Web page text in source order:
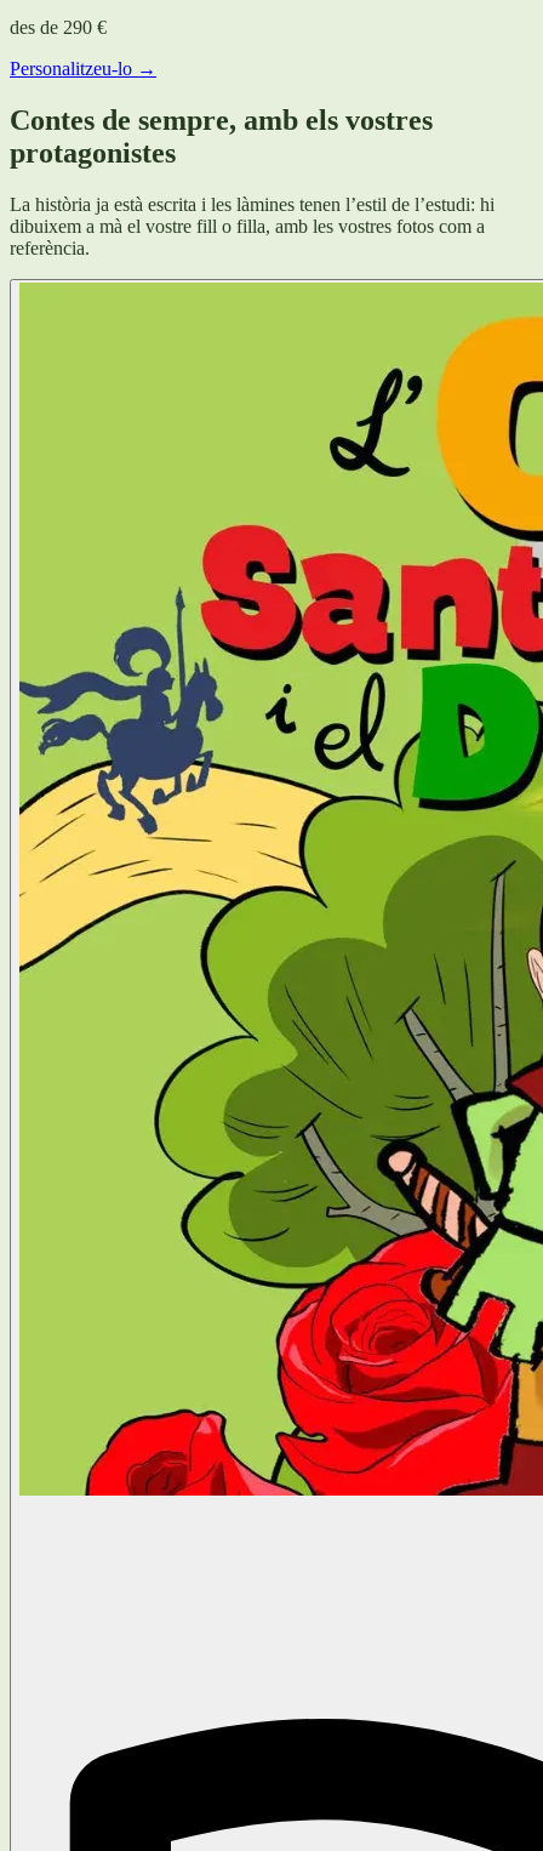
des de 290 €
Personalitzeu-lo →
Contes de sempre, amb els vostres
protagonistes
La història ja està escrita i les làmines tenen l’estil de l’estudi: hi
dibuixem a mà el vostre fill o filla, amb les vostres fotos com a
referència.